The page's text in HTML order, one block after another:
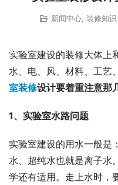
新闻中心, 装修知识
实验室建设的装修大体上
水、电、风、材料、工艺
室装修设计要着重注意那
1、实验室水路问题
实验室建设的用水一般是
水、超纯水也就是离子水
学还有适用。走上水时，